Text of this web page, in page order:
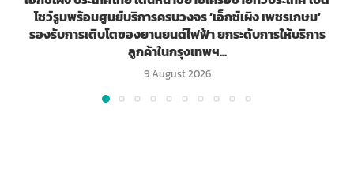
โชว์รูมพร้อมศูนย์บริการครบวงจร ‘เอ็กซ์เผิง เพชรเกษม’
รองรับการเติบโตของยานยนต์ไฟฟ้า ยกระดับการให้บริการ
ลูกค้าในกรุงเทพฯ...
9 August 2026